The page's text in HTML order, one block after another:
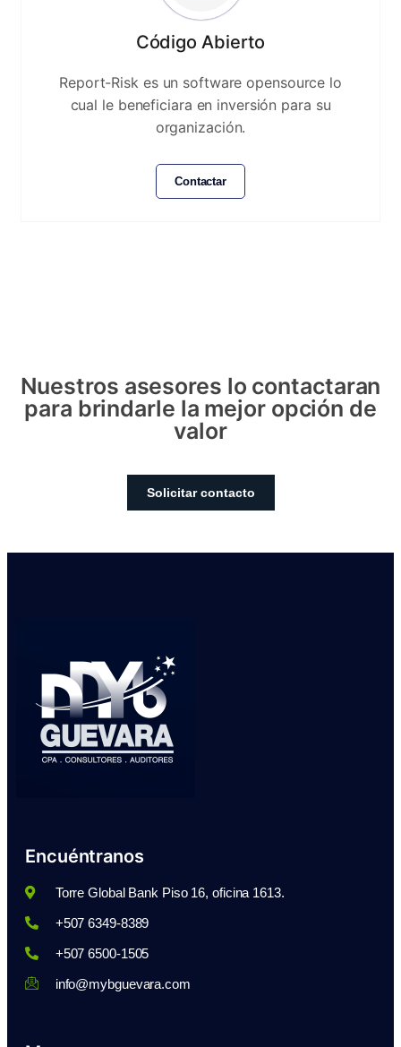
Código Abierto
Report-Risk es un software opensource lo
cual le beneficiara en inversión para su
organización.
Contactar
Nuestros asesores lo contactaran
para brindarle la mejor opción de
valor
Solicitar contacto
Encuéntranos
Torre Global Bank Piso 16, oficina 1613.
+507 6349-8389
+507 6500-1505
info@mybguevara.com